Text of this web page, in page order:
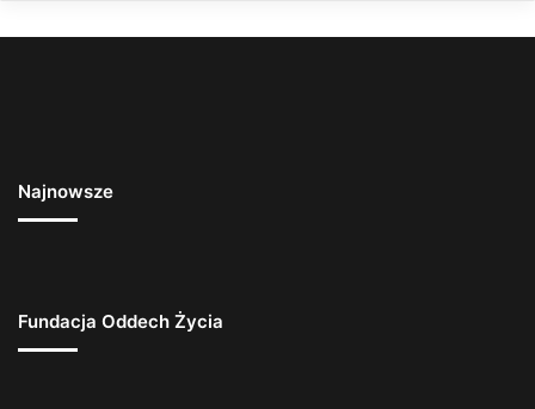
Najnowsze
Fundacja Oddech Życia